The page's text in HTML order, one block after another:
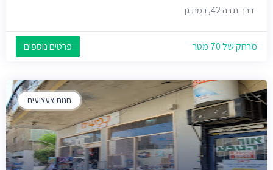
דרך נגבה 42, רמת גן
מרחק של 70 מטר פרטים נוספים
חנות צעצועים